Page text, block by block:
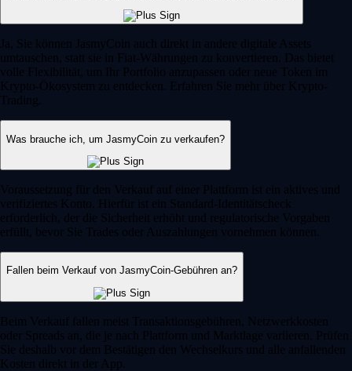
Ja, Sie können JasmyCoin auch direkt in andere digitale Assets
umtauschen, statt sie in Fiat-Währungen zu konvertieren. Das bietet
volle Flexibilität, um Ihr Portfolio anzupassen oder neue Token im
Krypto-Ökosystem zu entdecken. Erfahren Sie mehr über Krypto-
Trading.
Was brauche ich, um JasmyCoin zu verkaufen?
Voraussetzung für den Verkauf auf einer Plattform ist ein aktives und
verifiziertes Konto. Hierfür ist ein Standard-Identitätscheck
erforderlich, der die Sicherheit erhöht und regulatorische Vorgaben
erfüllt, bevor Sie Trades oder Auszahlungen vornehmen können.
Fallen beim Verkauf von JasmyCoin-Gebühren an?
Beim Verkauf fallen meist Transaktionsgebühren, Netzwerkkosten
oder Spreads an, die je nach Plattform und Marktlage variieren. Prüfen
Sie deshalb vor dem Bestätigen den Wechselkurs und alle anfallenden
Kosten direkt in der App.